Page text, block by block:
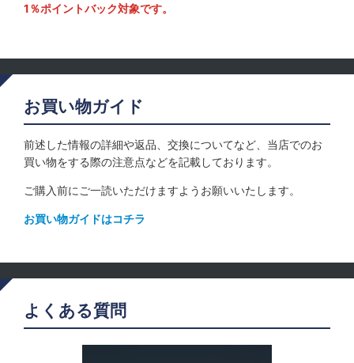
1％ポイントバック対象です。
お買い物ガイド
前述した情報の詳細や返品、交換についてなど、当店でのお
買い物をする際の注意点などを記載しております。
ご購入前にご一読いただけますようお願いいたします。
お買い物ガイドはコチラ
よくある質問